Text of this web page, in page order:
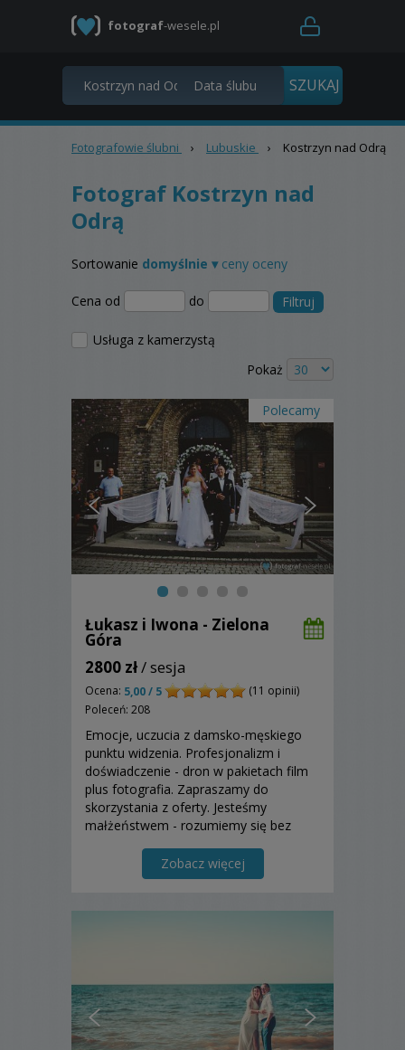
fotograf-wesele.pl
Fotografowie ślubni › Lubuskie › Kostrzyn nad Odrą
Fotograf Kostrzyn nad
Odrą
Sortowanie domyślnie ▾ ceny oceny
Cena od do Filtruj
Usługa z kamerzystą
Pokaż
Polecamy
Łukasz i Iwona - Zielona
Góra
2800 zł/ sesja
Ocena: 5,00 / 5
(11 opinii)
Poleceń: 208
Emocje, uczucia z damsko-męskiego
punktu widzenia. Profesjonalizm i
doświadczenie - dron w pakietach film
plus fotografia. Zapraszamy do
skorzystania z oferty. Jesteśmy
małżeństwem - rozumiemy się bez
Zobacz więcej